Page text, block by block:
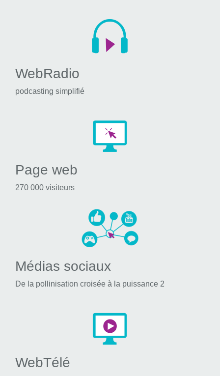
WebRadio
podcasting simplifié
Page web
270 000 visiteurs
Médias sociaux
De la pollinisation croisée à la puissance 2
WebTélé